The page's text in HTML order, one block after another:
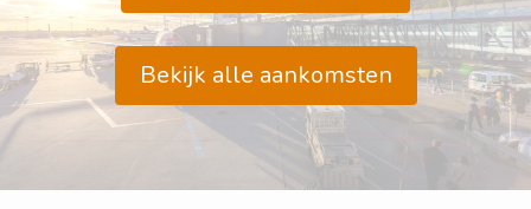
Bekijk alle aankomsten